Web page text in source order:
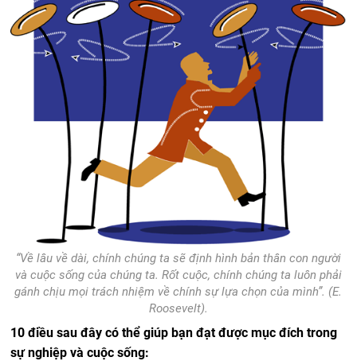
“Về lâu về dài, chính chúng ta sẽ định hình bản thân con người
và cuộc sống của chúng ta. Rốt cuộc, chính chúng ta luôn phải
gánh chịu mọi trách nhiệm về chính sự lựa chọn của mình”. (E.
Roosevelt).
10 điều sau đây có thể giúp bạn đạt được mục đích trong
sự nghiệp và cuộc sống: